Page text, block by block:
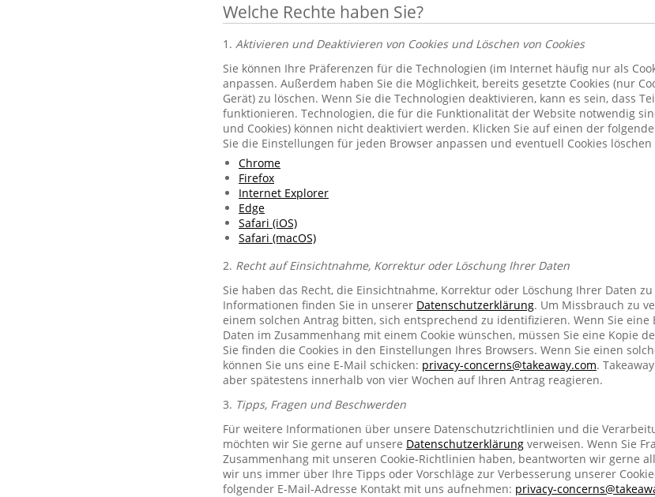
Welche Rechte haben Sie?
1. Aktivieren und Deaktivieren von Cookies und Löschen von Cookies
Sie können Ihre Präferenzen für die Technologien (im Internet häufig nur als
anpassen. Außerdem haben Sie die Möglichkeit, bereits gesetzte Cookies (nur
Gerät) zu löschen. Wenn Sie die Technologien deaktivieren, kann es sein, dass
funktionieren. Technologien, die für die Funktionalität der Website notwendig
und Cookies) können nicht deaktiviert werden. Klicken Sie auf einen der
Sie die Einstellungen für jeden Browser anpassen und eventuell Cookies löschen
Chrome
Firefox
Internet Explorer
Edge
Safari (iOS)
Safari (macOS)
2. Recht auf Einsichtnahme, Korrektur oder Löschung Ihrer Daten
Sie haben das Recht, die Einsichtnahme, Korrektur oder Löschung Ihrer Daten
Informationen finden Sie in unserer Datenschutzerklärung. Um Missbrauch zu
einem solchen Antrag bitten, sich entsprechend zu identifizieren. Wenn Sie
Daten im Zusammenhang mit einem Cookie wünschen, müssen Sie eine Kopie
Sie finden die Cookies in den Einstellungen Ihres Browsers. Wenn Sie einen
können Sie uns eine E-Mail schicken: privacy-concerns@takeaway.com.
aber spätestens innerhalb von vier Wochen auf Ihren Antrag reagieren.
3. Tipps, Fragen und Beschwerden
Für weitere Informationen über unsere Datenschutzrichtlinien und die
möchten wir Sie gerne auf unsere Datenschutzerklärung verweisen. Wenn Sie
Zusammenhang mit unseren Cookie-Richtlinien haben, beantworten wir gerne
wir uns immer über Ihre Tipps oder Vorschläge zur Verbesserung unserer
folgender E-Mail-Adresse Kontakt mit uns aufnehmen: privacy-